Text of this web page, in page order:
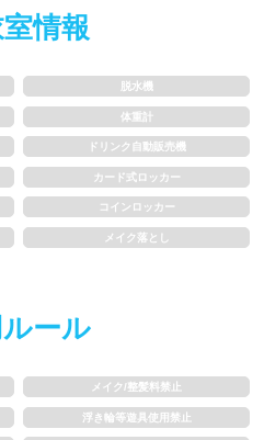
情報
脱水機
体重計
ドリンク自動販売機
カード式ロッカー
コインロッカー
メイク落とし
ール
メイク/整髪料禁止
浮き輪等遊具使用禁止
フィン、パドルの使用OK
ール
大人向け水泳教室